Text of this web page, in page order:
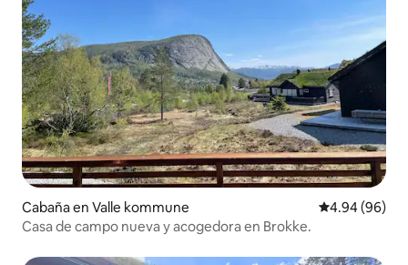
Cabaña en Valle kommune Calificación
4.94 (96)
Casa de campo nueva y acogedora en Brokke.